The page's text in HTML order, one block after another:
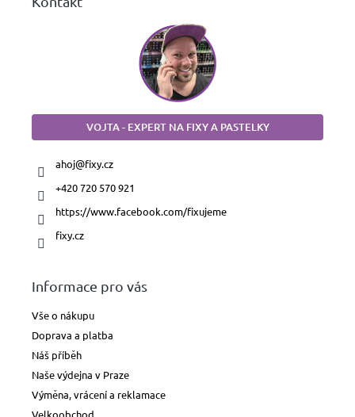
VOJTA - EXPERT NA FIXY A PASTELKY
ahoj@fixy.cz
+420 720 570 921
https://www.facebook.com/fixujeme
fixy.cz
Informace pro vás
Vše o nákupu
Doprava a platba
Náš příběh
Naše výdejna v Praze
Výměna, vrácení a reklamace